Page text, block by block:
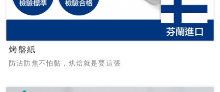
烤盤紙
防沾防焦不怕黏，烘焙就是要這張